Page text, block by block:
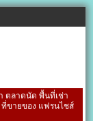
ตลาดนัด พื้นที่เช่า
ที่ขายของ แฟรนไชส์